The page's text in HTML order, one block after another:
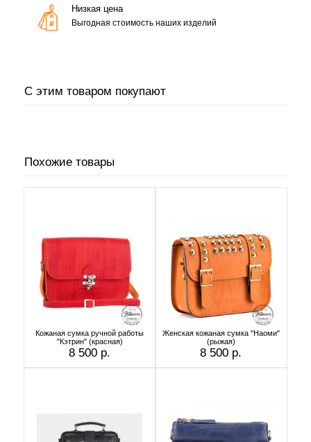
Низкая цена
Выгодная стоимость наших изделий
С этим товаром покупают
Похожие товары
Кожаная сумка ручной работы
"Кэтрин" (красная)
8 500 р.
Женская кожаная сумка "Наоми"
(рыжая)
8 500 р.